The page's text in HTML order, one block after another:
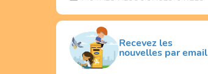
Recevez les
nouvelles par email